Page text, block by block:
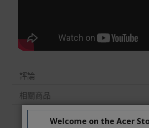
評論
相關商品
Welcome on the Acer